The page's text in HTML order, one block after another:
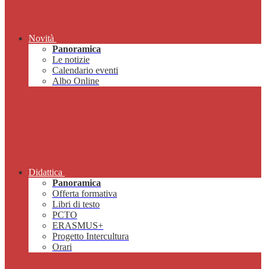
Novità
Panoramica
Le notizie
Calendario eventi
Albo Online
Didattica
Panoramica
Offerta formativa
Libri di testo
PCTO
ERASMUS+
Progetto Intercultura
Orari